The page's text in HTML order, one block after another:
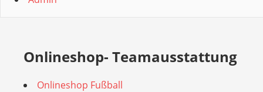
Onlineshop- Teamausstattung
Onlineshop Fußball